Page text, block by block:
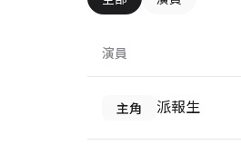
演員
主角 派報生